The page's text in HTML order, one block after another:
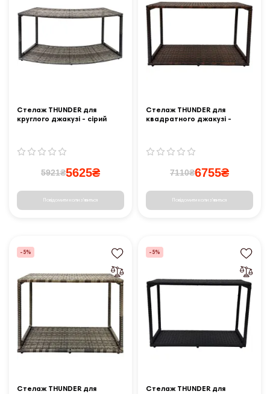
Стелаж THUNDER для
круглого джакузі - сірий
5921₴5625₴
Повідомити коли з'явиться
Стелаж THUNDER для
квадратного джакузі -
7110₴6755₴
Повідомити коли з'явиться
-5%
Стелаж THUNDER для
-5%
Стелаж THUNDER для